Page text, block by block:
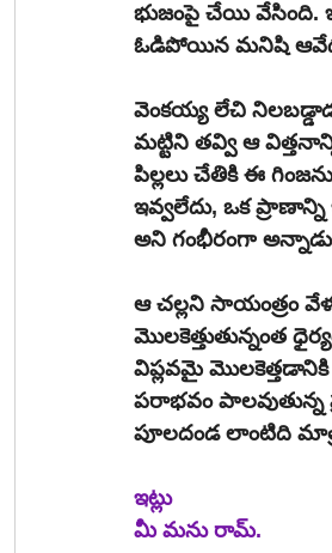
భుజంపై చేయి వేసింది.
ఓడిపోయిన మనిషి ఆవేదన
వెంకయ్య లేచి
మట్టిని తవ్వి ఆ
పిల్లలు చేతికి ఈ
ఇవ్వలేదు, ఒక
అని గంభీరంగా
ఆ చల్లని సాయంత్రం
మొలకెత్తుతున్నంత
విప్లవమై మొలకెత్తడానికి
పరాభవం పాలవుతున్న
పూలదండ లాంటిది
ఇట్లు
మీ మను రామ్.